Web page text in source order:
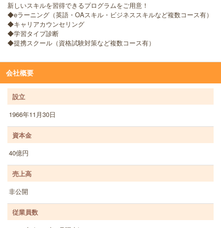
新しいスキルを習得できるプログラムをご用意！
◆eラーニング（英語・OAスキル・ビジネススキルなど複数コース有）
◆キャリアカウンセリング
◆学習タイプ診断
◆提携スクール（資格試験対策など複数コース有）
会社概要
設立
1966年11月30日
資本金
40億円
売上高
非公開
従業員数